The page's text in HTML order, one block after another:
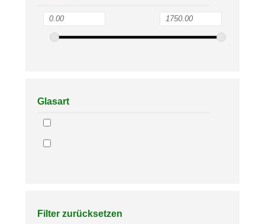
Glasart
Filter zurücksetzen